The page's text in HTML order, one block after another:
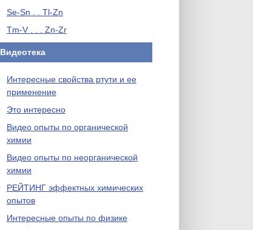
Se-Sn . . Tl-Zn
Tm-V . . . Zn-Zr
Видеотека
Интересные свойства ртути и ее
применение
Это интересно
Видео опыты по органической
химии
Видео опыты по неорганической
химии
РЕЙТИНГ эффектных химических
опытов
Интересные опыты по физике